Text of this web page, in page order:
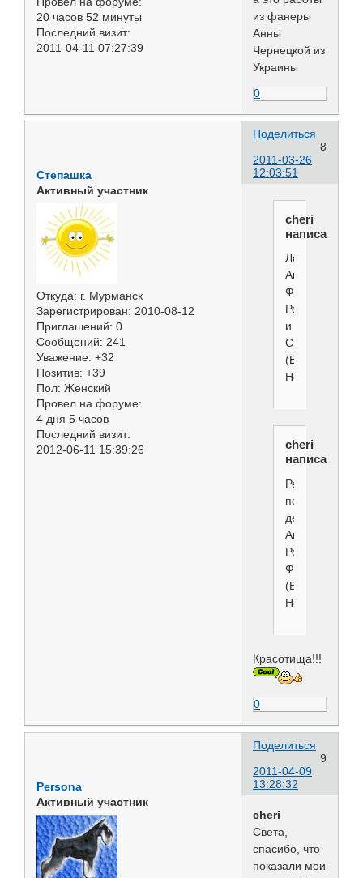
20 часов 52 минуты
Последний визит:
2011-04-11 07:27:39
из фанеры
Анны
Чернецкой из
Украины
0
Поделиться
8
2011-03-26
12:03:51
Степашка
Активный участник
Откуда: г. Мурманск
Зарегистрирован: 2010-08-12
Приглашений: 0
Сообщений: 241
Уважение: +32
Позитив: +39
Пол: Женский
Провел на форуме:
4 дня 5 часов
Последний визит:
2012-06-11 15:39:26
cheri
написал(а):
Ламинат.
Авторы
Федоровы
Ромил
и
Светлана
(Великий
Новгород)
cheri
написал(а):
Резьба
по
дереву.
Автор
Ромил
Федоров
(Великий
Новгород).
Красотища!!!
0
Поделиться
9
2011-04-09
13:28:32
Persona
Активный участник
cheri
Света,
спасибо, что
показали мои